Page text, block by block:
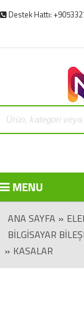
Destek Hattı:
MENU
ANA SAYFA »
BILGISAYAR
» KASALAR